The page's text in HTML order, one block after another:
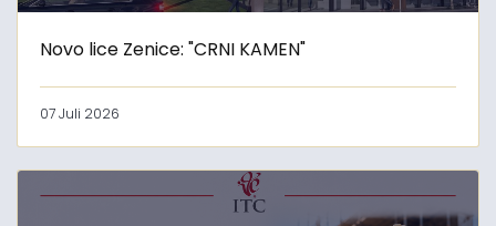
Novo lice Zenice: "CRNI KAMEN"
07 Juli 2026